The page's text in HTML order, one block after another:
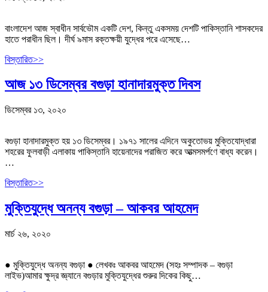
বাংলাদেশ আজ স্বাধীন সার্বভৌম একটি দেশ, কিন্তু একসময় দেশটি পাকিস্তানি শাসকদের
হাতে পরাধীন ছিল। দীর্ঘ ৯মাস রক্তক্ষয়ী যুদ্ধের পরে এসেছে…
বিস্তারিত>>
আজ ১৩ ডিসেম্বর বগুড়া হানাদারমুক্ত দিবস
ডিসেম্বর ১৩, ২০২০
বগুড়া হানাদারমুক্ত হয় ১৩ ডিসেম্বর। ১৯৭১ সালের এদিনে অকুতোভয় মুক্তিযোদ্ধারা
শহরের ফুলবাড়ী এলাকায় পাকিস্তানি হায়েনাদের পরাজিত করে আত্মসমর্পণে বাধ্য করেন।
…
বিস্তারিত>>
মুক্তিযুদ্ধে অনন্য বগুড়া – আকবর আহমেদ
মার্চ ২৬, ২০২০
● মুক্তিযুদ্ধে অনন্য বগুড়া ● লেখকঃ আকবর আহমেদ (সহঃ সম্পাদক – বগুড়া
লাইভ)আমার ক্ষুদ্র জ্ঞ্যানে বগুড়ার মুক্তিযুদ্ধের শুরুর দিকের কিছু…